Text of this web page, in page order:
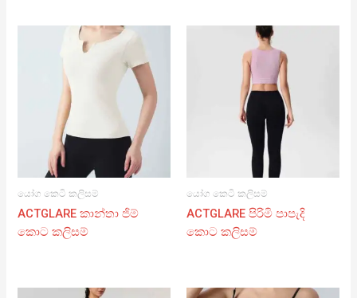
යෝග කෙටි කලිසම්
ACTGLARE කාන්තා ජිම්
කොට කලිසම්
යෝග කෙටි කලිසම්
ACTGLARE පිරිමි පාපැදි
කොට කලිසම්